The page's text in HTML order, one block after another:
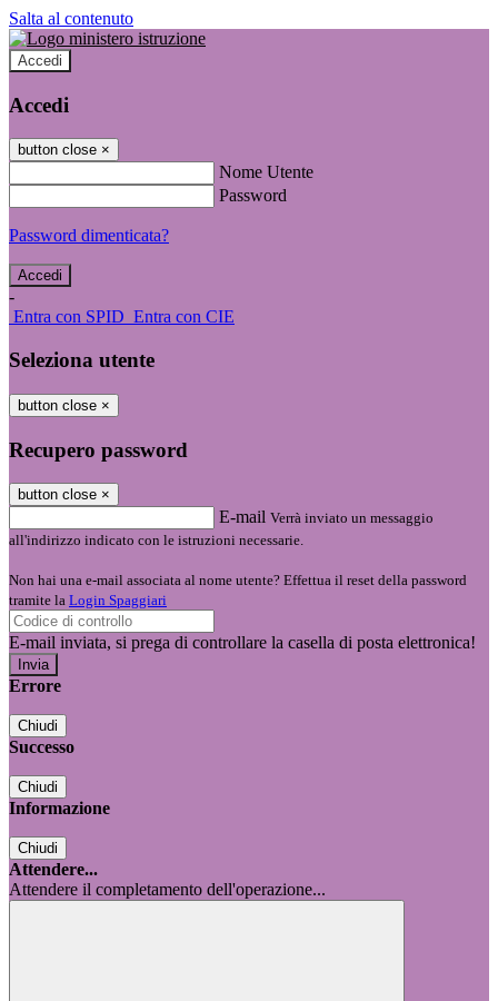
Salta al contenuto
Accedi
Accedi
button close ×
Nome Utente
Password
Password dimenticata?
-
Entra con SPID Entra con CIE
Seleziona utente
button close ×
Recupero password
button close ×
E-mail Verrà inviato un messaggio
all'indirizzo indicato con le istruzioni necessarie.
Non hai una e-mail associata al nome utente? Effettua il reset della password
tramite la Login Spaggiari
E-mail inviata, si prega di controllare la casella di posta elettronica!
Errore
Chiudi
Successo
Chiudi
Informazione
Chiudi
Attendere...
Attendere il completamento dell'operazione...